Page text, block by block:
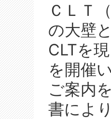
ＣＬＴ
の大壁
CLTを
を開催
ご案内
書によ